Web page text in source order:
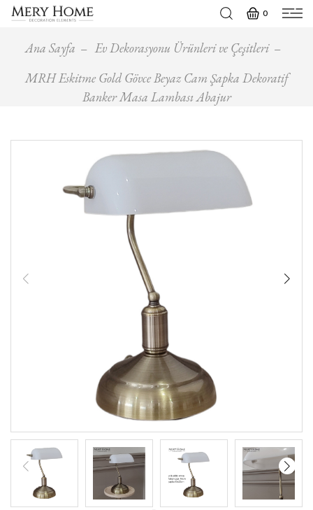
0
Ana Sayfa
Ev Dekorasyonu Ürünleri ve Çeşitleri
MRH Eskitme Gold Gövce Beyaz Cam Şapka Dekoratif
Banker Masa Lambası Abajur